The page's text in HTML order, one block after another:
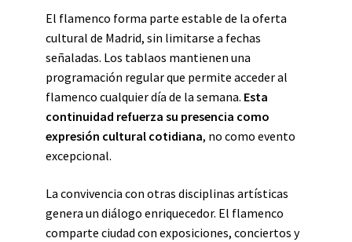
El flamenco forma parte estable de la oferta
cultural de Madrid, sin limitarse a fechas
señaladas. Los tablaos mantienen una
programación regular que permite acceder al
flamenco cualquier día de la semana. Esta
continuidad refuerza su presencia como
expresión cultural cotidiana, no como evento
excepcional.
La convivencia con otras disciplinas artísticas
genera un diálogo enriquecedor. El flamenco
comparte ciudad con exposiciones, conciertos y